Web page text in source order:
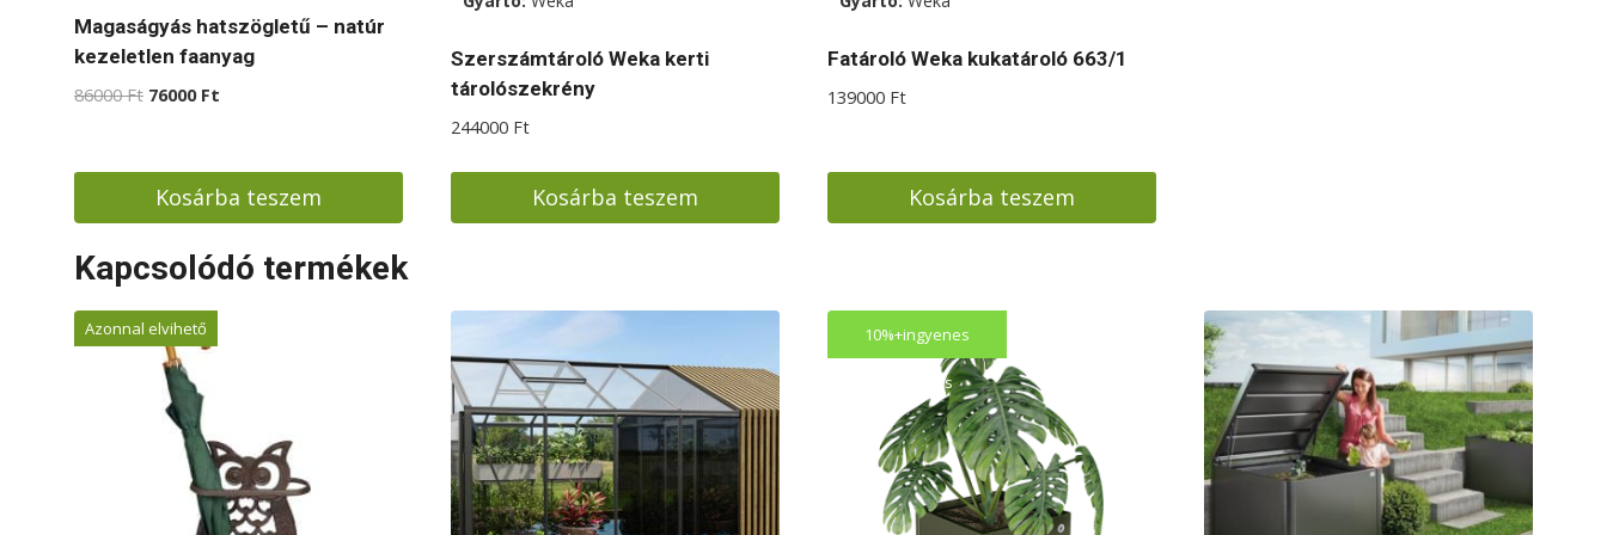
Magaságyás hatszögletű – natúr
kezeletlen faanyag
86000Ft Original
86000 Ft.
76000 Ft
76000 Ft.
Kosárba teszem
Szerszámtároló Weka kerti
tárolószekrény
244000 Ft
Kosárba teszem
Fatároló Weka kukatároló 663/1
139000 Ft
Kosárba teszem
Kapcsolódó termékek
Azonnal elvihető 10%+ingyenes
kiszállítás